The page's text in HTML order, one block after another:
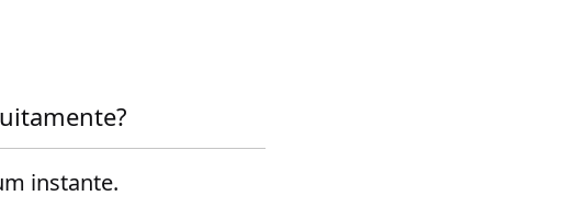
instante.